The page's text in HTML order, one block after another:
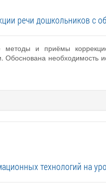
речи дошкольников с
методы и приёмы
необходимость
технологий на